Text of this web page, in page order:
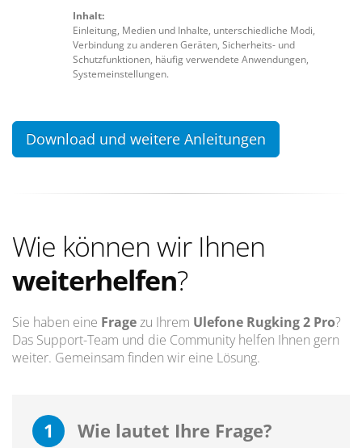
Inhalt:
Einleitung, Medien und Inhalte, unterschiedliche Modi,
Verbindung zu anderen Geräten, Sicherheits- und
Schutzfunktionen, häufig verwendete Anwendungen,
Systemeinstellungen.
Download und weitere Anleitungen
Wie können wir Ihnen
weiterhelfen?
Sie haben eine Fragezu Ihrem Ulefone Rugking 2 Pro?
Das Support-Team und die Community helfen Ihnen gern
weiter. Gemeinsam finden wir eine Lösung.
1 Wie lautet Ihre Frage?